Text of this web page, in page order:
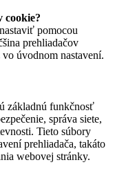
cookie?
pomocou
prehliadačov
úvodnom nastavení.
základnú funkčnosť
správa siete,
Tieto súbory
prehliadača, takáto
webovej stránky.